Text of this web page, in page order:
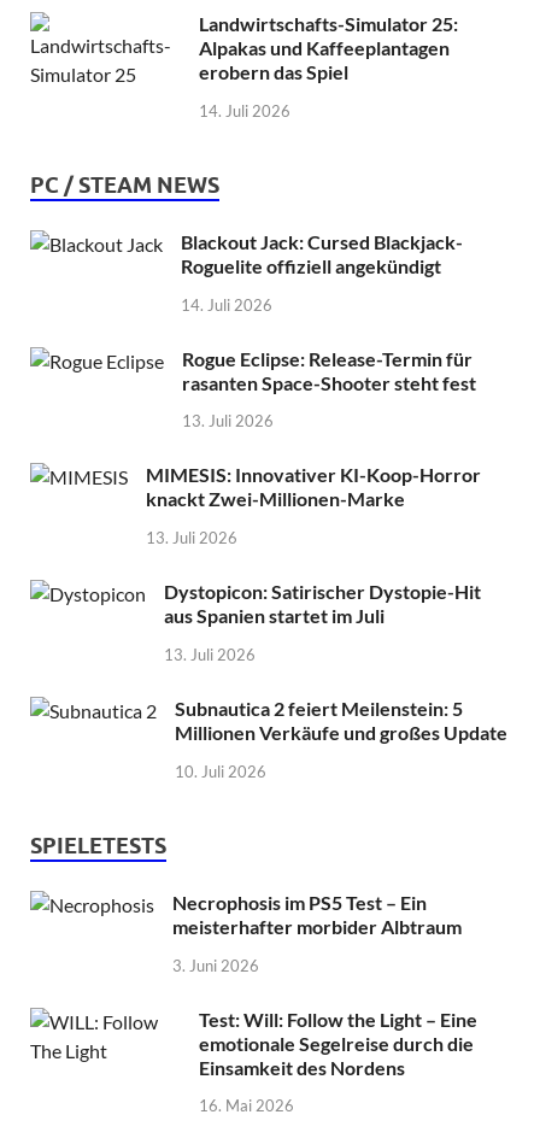
Landwirtschafts-Simulator 25:
Alpakas und Kaffeeplantagen
erobern das Spiel
14. Juli 2026
PC / STEAM NEWS
Blackout Jack: Cursed Blackjack-
Roguelite offiziell angekündigt
14. Juli 2026
Rogue Eclipse: Release-Termin für
rasanten Space-Shooter steht fest
13. Juli 2026
MIMESIS: Innovativer KI-Koop-Horror
knackt Zwei-Millionen-Marke
13. Juli 2026
Dystopicon: Satirischer Dystopie-Hit
aus Spanien startet im Juli
13. Juli 2026
Subnautica 2 feiert Meilenstein: 5
Millionen Verkäufe und großes Update
10. Juli 2026
SPIELETESTS
Necrophosis im PS5 Test – Ein
meisterhafter morbider Albtraum
3. Juni 2026
Test: Will: Follow the Light – Eine
emotionale Segelreise durch die
Einsamkeit des Nordens
16. Mai 2026